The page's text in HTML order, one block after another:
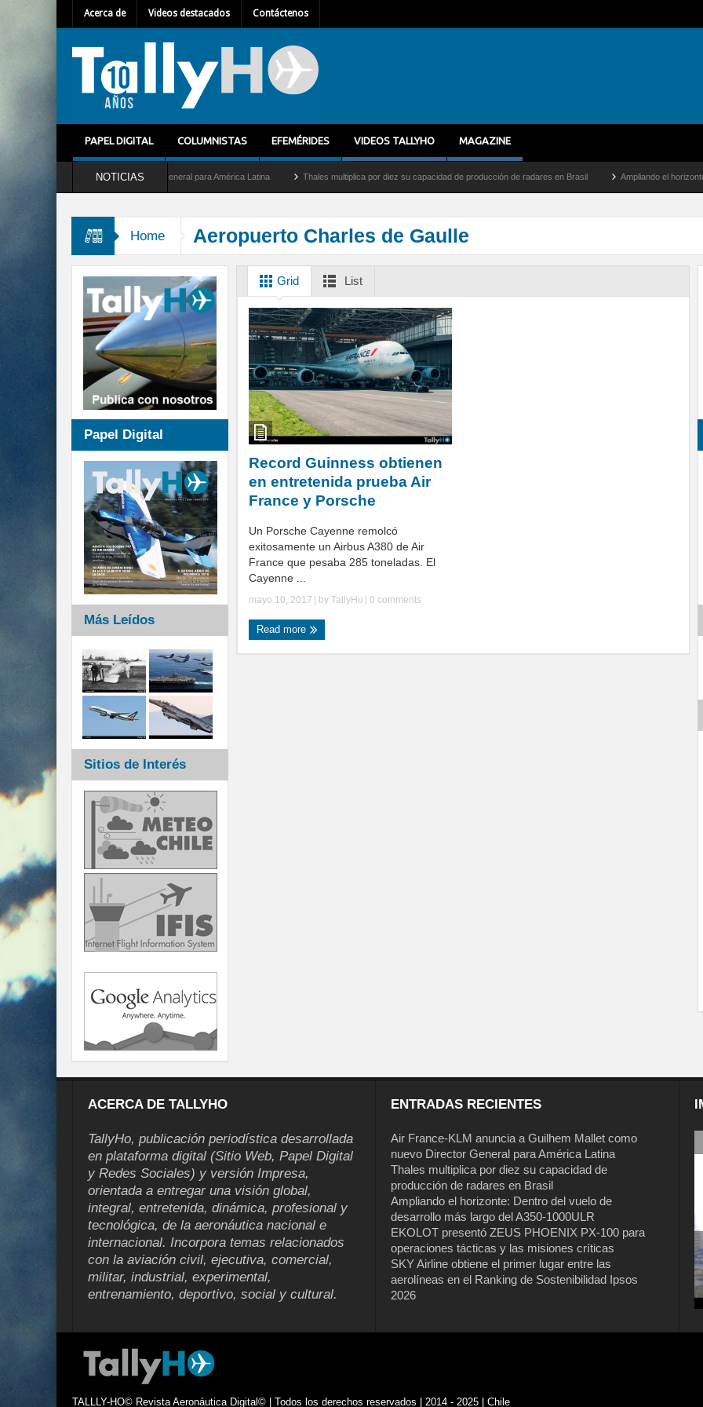
Acerca de Videos destacados Contáctenos
PAPEL DIGITAL COLUMNISTAS EFEMÉRIDES VIDEOS TALLYHO MAGAZINE
NOTICIAS
Mallet como nuevo Director General para América Latina Thales multiplica por diez su capacidad de producción de radares en Brasil Ampliando el horizonte:
Home Aeropuerto Charles de Gaulle
Grid List
Record Guinness obtienen
en entretenida prueba Air
France y Porsche
Un Porsche Cayenne remolcó
exitosamente un Airbus A380 de Air
France que pesaba 285 toneladas. El
Cayenne ...
mayo 10, 2017 | by TallyHo 0 comments
Read more
Papel Digital
Más Leídos
Sitios de Interés
ACERCA DE TALLYHO
TallyHo, publicación periodística desarrollada
en plataforma digital (Sitio Web, Papel Digital
y Redes Sociales) y versión Impresa,
orientada a entregar una visión global,
integral, entretenida, dinámica, profesional y
tecnológica, de la aeronáutica nacional e
internacional. Incorpora temas relacionados
con la aviación civil, ejecutiva, comercial,
militar, industrial, experimental,
entrenamiento, deportivo, social y cultural.
ENTRADAS RECIENTES
Air France-KLM anuncia a Guilhem Mallet como
nuevo Director General para América Latina
Thales multiplica por diez su capacidad de
producción de radares en Brasil
Ampliando el horizonte: Dentro del vuelo de
desarrollo más largo del A350-1000ULR
EKOLOT presentó ZEUS PHOENIX PX-100 para
operaciones tácticas y las misiones críticas
SKY Airline obtiene el primer lugar entre las
aerolíneas en el Ranking de Sostenibilidad Ipsos
2026
TALLLY-HO© Revista Aeronáutica Digital© | Todos los derechos reservados | 2014 - 2025 | Chile